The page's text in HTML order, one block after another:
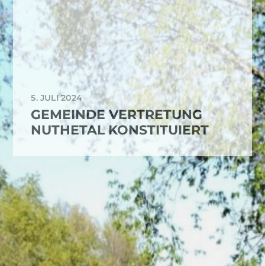
5. JULI 2024
GEMEINDE VERTRETUNG
NUTHETAL KONSTITUIERT
FRÜHERE BEITRÄGE
Mai 2026
April 2026